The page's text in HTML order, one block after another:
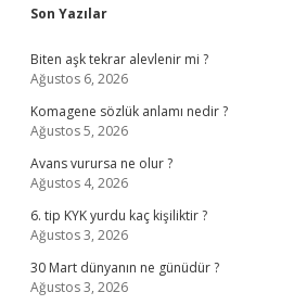
Sidebar
Son Yazılar
Biten aşk tekrar alevlenir mi ?
Ağustos 6, 2026
Komagene sözlük anlamı nedir ?
Ağustos 5, 2026
Avans vurursa ne olur ?
Ağustos 4, 2026
6. tip KYK yurdu kaç kişiliktir ?
Ağustos 3, 2026
30 Mart dünyanın ne günüdür ?
Ağustos 3, 2026